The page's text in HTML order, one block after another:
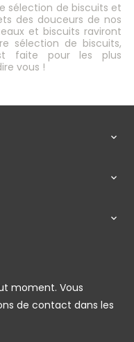
sélection de biscuits et
des douceurs de nos
et biscuits raviront
sélection de biscuits,
faite pour les plus
vous !



moment. Vous
de contact dans les